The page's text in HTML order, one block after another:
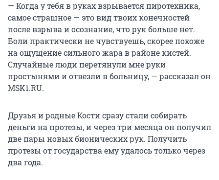
— Когда у тебя в руках взрывается пиротехника,
самое страшное — это вид твоих конечностей
после взрыва и осознание, что рук больше нет.
Боли практически не чувствуешь, скорее похоже
на ощущение сильного жара в районе кистей.
Случайные люди перетянули мне руки
простынями и отвезли в больницу, — рассказал он
MSK1.RU.
Друзья и родные Кости сразу стали собирать
деньги на протезы, и через три месяца он получил
две пары новых бионических рук. Получить
протезы от государства ему удалось только через
два года.